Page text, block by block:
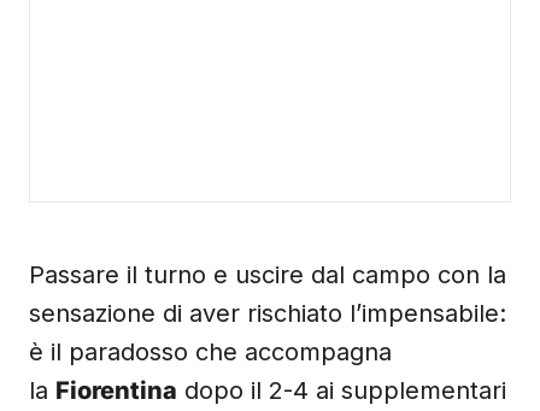
Passare il turno e uscire dal campo con la
sensazione di aver rischiato l’impensabile:
è il paradosso che accompagna
la Fiorentina dopo il 2-4 ai supplementari